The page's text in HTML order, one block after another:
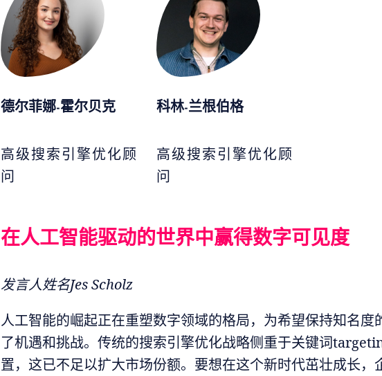
德尔菲娜-霍尔贝克
高级搜索引擎优化顾
问
科林-兰根伯格
高级搜索引擎优化顾
问
在人工智能驱动的世界中赢得数字可见度
发言人姓名Jes Scholz
人工智能的崛起正在重塑数字领域的格局，为希望保持知名度
了机遇和挑战。传统的搜索引擎优化战略侧重于关键词
置，这已不足以扩大市场份额。要想在这个新时代茁壮成长，